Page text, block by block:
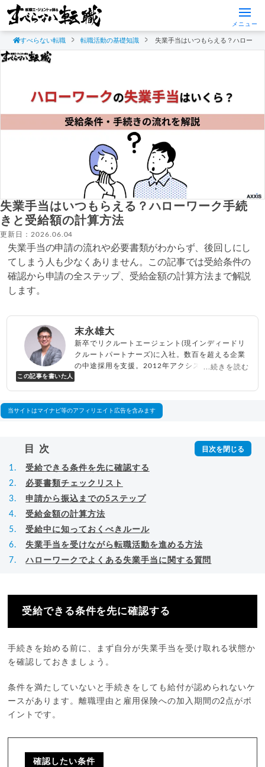
メニュー
すべらない転職 転職活動の基礎知識 失業手当はいつもらえる？ハローワ
失業手当はいつもらえる？ハローワーク手続
きと受給額の計算方法
更新日：2026.06.04
失業手当の申請の流れや必要書類がわからず、後回しにし
てしまう人も少なくありません。この記事では受給条件の
確認から申請の全ステップ、受給金額の計算方法まで解説
します。
この記事を書いた人
末永雄大
新卒でリクルートエージェント(現インディードリ
クルートパートナーズ)に入社。数百を超える企業
の中途採用を支援。2012年アクシス(株)設立、代
べらない転職エージェント
...続きを読む
当サイトはマイナビ等のアフィリエイト広告を含みます
目次
受給できる条件を先に確認する
必要書類チェックリスト
申請から振込までの5ステップ
受給金額の計算方法
受給中に知っておくべきルール
失業手当を受けながら転職活動を進める方法
ハローワークでよくある失業手当に関する質問
受給できる条件を先に確認する
手続きを始める前に、まず自分が失業手当を受け取れる状態か
を確認しておきましょう。
条件を満たしていないと手続きをしても給付が認められないケ
ースがあります。離職理由と雇用保険への加入期間の2点がポ
イントです。
確認したい条件